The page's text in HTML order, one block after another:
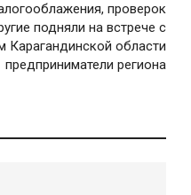
проверок
подняли на встрече с
Карагандинской области
предприниматели региона